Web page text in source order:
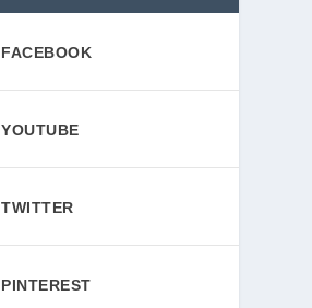
FACEBOOK
YOUTUBE
TWITTER
PINTEREST